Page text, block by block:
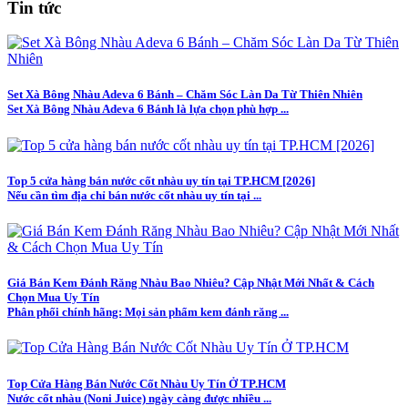
Tin tức
Set Xà Bông Nhàu Adeva 6 Bánh – Chăm Sóc Làn Da Từ Thiên Nhiên
Set Xà Bông Nhàu Adeva 6 Bánh là lựa chọn phù hợp ...
Top 5 cửa hàng bán nước cốt nhàu uy tín tại TP.HCM [2026]
Nếu cần tìm địa chỉ bán nước cốt nhàu uy tín tại ...
Giá Bán Kem Đánh Răng Nhàu Bao Nhiêu? Cập Nhật Mới Nhất & Cách
Chọn Mua Uy Tín
Phân phối chính hãng: Mọi sản phẩm kem đánh răng ...
Top Cửa Hàng Bán Nước Cốt Nhàu Uy Tín Ở TP.HCM
Nước cốt nhàu (Noni Juice) ngày càng được nhiều ...